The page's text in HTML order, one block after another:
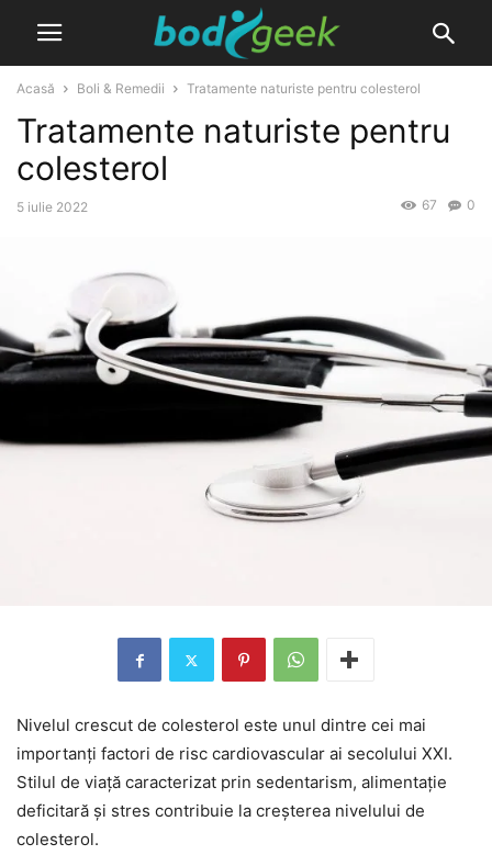
Acasă Boli & Remedii Tratamente naturiste pentru colesterol
Tratamente naturiste pentru
colesterol
5 iulie 2022 0
67
Nivelul crescut de colesterol este unul dintre cei mai
importanți factori de risc cardiovascular ai secolului XXI.
Stilul de viață caracterizat prin sedentarism, alimentație
deficitară și stres contribuie la creșterea nivelului de
colesterol.